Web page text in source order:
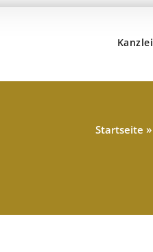
Kanzlei
Startseite »